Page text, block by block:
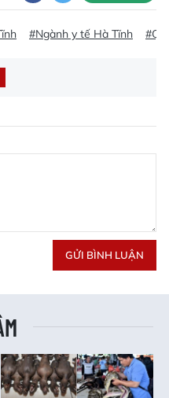
#Ngành y tế Hà Tĩnh
GỬI BÌNH LUẬN